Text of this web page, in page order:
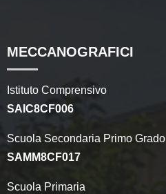
MECCANOGRAFICI
Istituto Comprensivo
SAIC8CF006
Scuola Secondaria Primo Grado
SAMM8CF017
Scuola Primaria